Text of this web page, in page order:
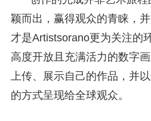
颖而出，赢得观众的青睐，
才是Artistsorano更为关注的
高度开放且充满活力的数字
上传、展示自己的作品，并
的方式呈现给全球观众。